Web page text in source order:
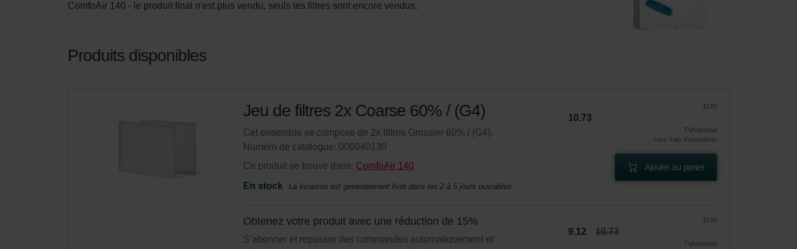
ComfoAir 140 - le produit final n'est plus vendu, seuls les filtres sont encore vendus.
Produits disponibles
Jeu de filtres 2x Coarse 60% / (G4)
Cet ensemble se compose de 2x filtres Grossier 60% / (G4).
Numéro de catalogue: 006040130
Ce produit se trouve dans: ComfoAir 140
En stock
La livraison est généralement livré dans les 2 à 5 jours ouvrables
EUR
10.73
TVA incluse
hors frais d’expédition
Ajouter au panier
Obtenez votre produit avec une réduction de 15%
S’abonner et repasser des commandes automatiquement et
EUR
9.12 10.73
TVA incluse